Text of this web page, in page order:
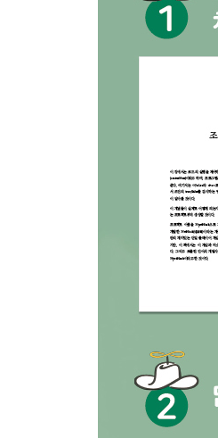
챌린지: 잔액 부족
CHAPTER 9 표준
also ...... 150
takeIf ...... 151
표준 라이브러리
CHAPTER 10 List
반복 처리 ...... 165
해체 선언 ...... 172
Set ...... 172
while 루프 ...... 177
break 표현식 ...... 179